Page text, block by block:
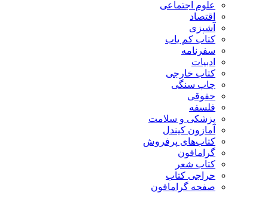
علوم اجتماعی
اقتصاد
آشپزی
کتاب کم یاب
سفرنامه
ادبیات
کتاب خارجی
چاپ سنگی
حقوقی
فلسفه
پزشکی و سلامت
آمازون کیندل
کتاب‌های پرفروش
گرامافون
کتاب شعر
حراجی کتاب
صفحه گرامافون